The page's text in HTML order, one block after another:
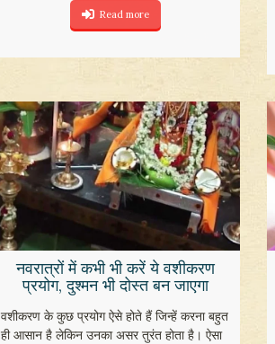
Read more
नवरात्रों में कभी भी करें ये वशीकरण
प्रयोग, दुश्मन भी दोस्त बन जाएगा
वशीकरण के कुछ प्रयोग ऐसे होते हैं जिन्हें करना बहुत
ही आसान है लेकिन उनका असर तुरंत होता है। ऐसा